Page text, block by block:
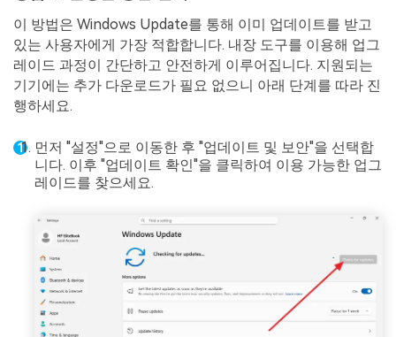
이 방법은 Windows Update를 통해 이미 업데이트를 받고
있는 사용자에게 가장 적합합니다. 내장 도구를 이용해 업그
레이드 과정이 간단하고 안전하게 이루어집니다. 지원되는
기기에는 추가 다운로드가 필요 없으니 아래 단계를 따라 진
행하세요.
먼저 "설정"으로 이동한 후 "업데이트 및 보안"을 선택합
니다. 이후 "업데이트 확인"을 클릭하여 이용 가능한 업그
레이드를 찾으세요.